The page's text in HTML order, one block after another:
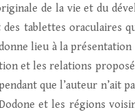
de la vie et du
tablettes oraculaires
lieu à la
et les relations
que l’auteur n’ait
et les régions